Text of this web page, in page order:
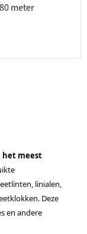
meter
het meest
linialen,
Deze
en andere